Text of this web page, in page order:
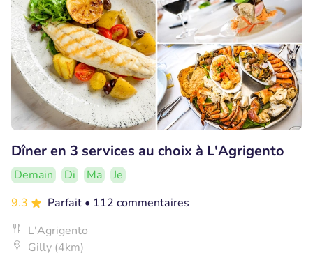
Dîner en 3 services au choix à L'Agrigento
Demain Di Ma
Je
9.3
Parfait • 112 commentaires
L'Agrigento
Gilly (4km)